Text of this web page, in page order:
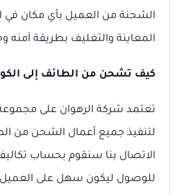
الشحنة من العميل بأي مكان في
المعاينة والتغليف بطريقة آمنه
كيف تشحن من الطائف إلى
تعتمد شركة الرهوان على
لتنفيذ جميع أعمال الشحن من
الاتصال بنا سنقوم بحساب
للوصول ليكون سهل على